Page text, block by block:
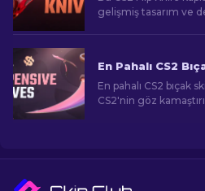
gelişmiş tasarım ve
En pahalı CS2 bıçak
CS2'nin göz